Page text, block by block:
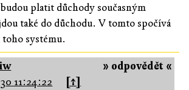
platit důchody současným
také do důchodu. V tomto spočívá
systému.
» odpovědět «
11:24:22
[↑]